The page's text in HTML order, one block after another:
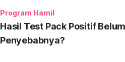
Program Hamil
Hasil Test Pack Positif
Penyebabnya?